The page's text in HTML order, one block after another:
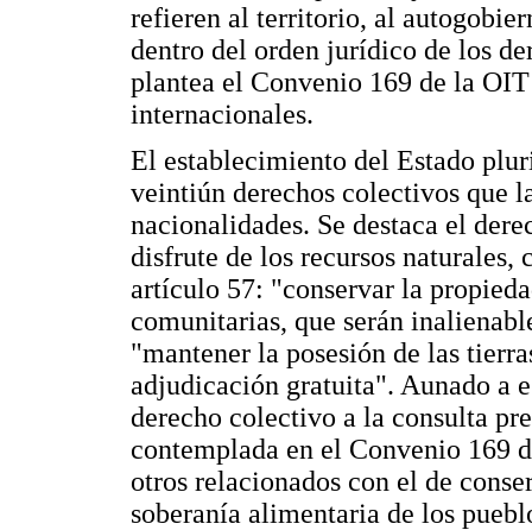
refieren al territorio, al
dentro del orden jurídico de los
plantea el Convenio 169 de la
internacionales.
El establecimiento del Estado
veintiún derechos colectivos que
nacionalidades. Se destaca el
disfrute de los recursos naturales,
artículo 57: "conservar la
comunitarias, que serán
"mantener la posesión de las
adjudicación gratuita". Aunado a
derecho colectivo a la consulta
contemplada en el Convenio 169
otros relacionados con el de
soberanía alimentaria de los